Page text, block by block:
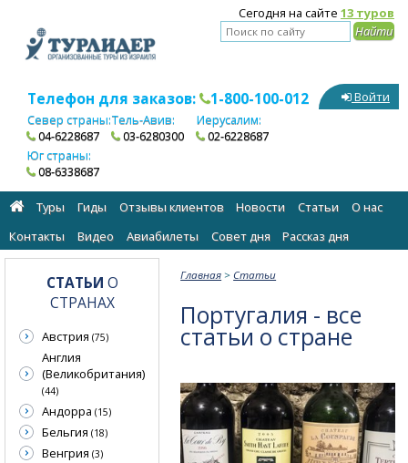
Сегодня на сайте 13 туров
Телефон для заказов: 1-800-100-012
Север страны:
04-6228687
Тель-Авив:
03-6280300
Иерусалим:
02-6228687
Юг страны:
08-6338687
Войти
Туры Гиды Отзывы клиентов Новости Статьи
О нас
Контакты
Видео Авиабилеты Cовет дня Рассказ дня
Главная > Статьи
Португалия - все
статьи о стране
СТАТЬИ О
СТРАНАХ
Австрия (75)
Англия
(Великобритания)
(44)
Андорра (15)
Бельгия (18)
Венгрия (3)